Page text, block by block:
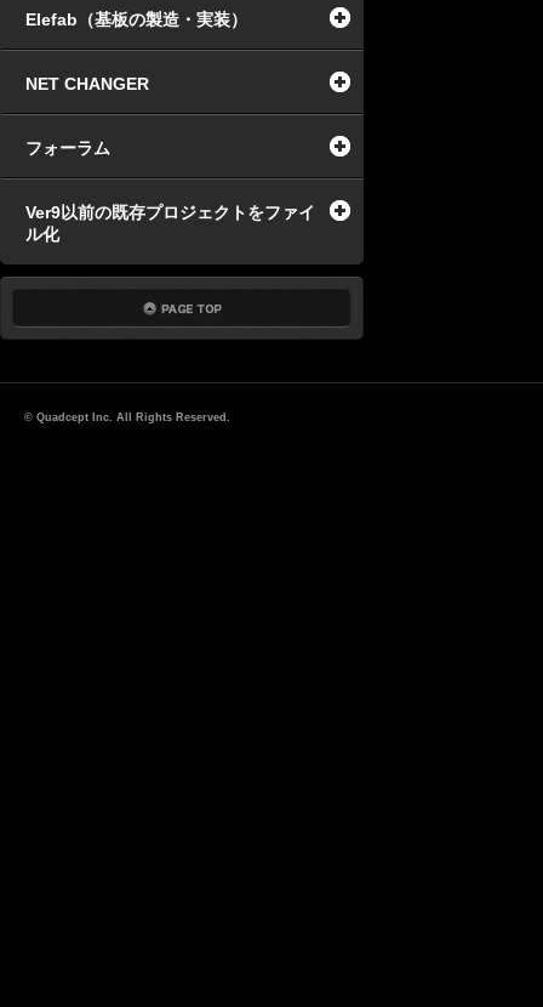
Elefab（基板の製造・実装）
NET CHANGER
フォーラム
Ver9以前の既存プロジェクトをファイ
ル化
© Quadcept Inc. All Rights Reserved.